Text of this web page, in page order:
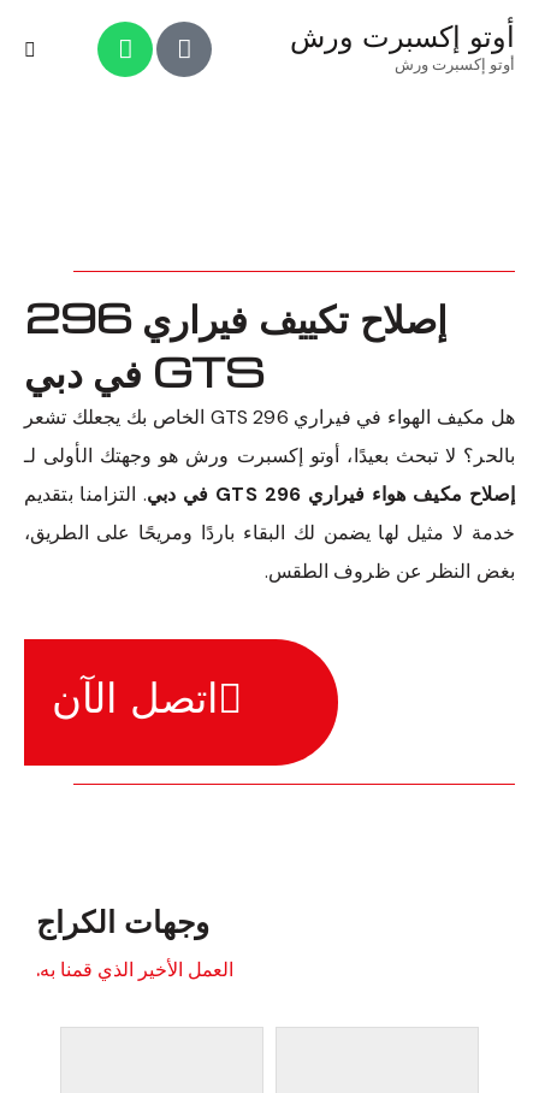
أوتو إكسبرت ورش
أوتو إكسبرت ورش
إصلاح تكييف فيراري 296
GTS في دبي
هل مكيف الهواء في فيراري 296 GTS الخاص بك يجعلك تشعر
بالحر؟ لا تبحث بعيدًا، أوتو إكسبرت ورش هو وجهتك الأولى لـ
إصلاح مكيف هواء فيراري 296 GTS في دبي
. التزامنا بتقديم
خدمة لا مثيل لها يضمن لك البقاء باردًا ومريحًا على الطريق،
بغض النظر عن ظروف الطقس.
اتصل الآن
وجهات الكراج
العمل الأخير الذي قمنا به.